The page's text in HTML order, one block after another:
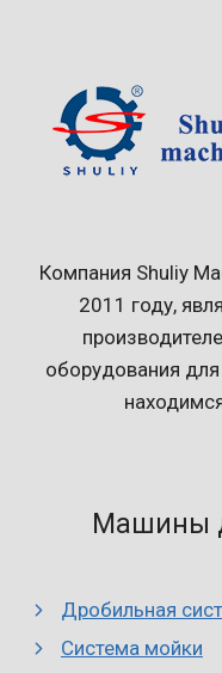
Компания Shuliy
2011 году,
оборудования
Машины
Дробильная
Система мойки